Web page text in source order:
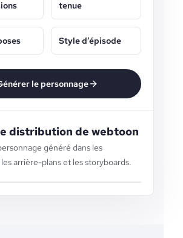
tenue
Style d’épisode
le personnage
distribution de webtoon
généré dans les
arrière-plans et les storyboards.